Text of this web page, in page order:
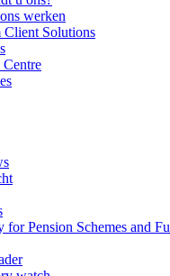
werken
Client Solutions
Centre
for Pension Schemes and